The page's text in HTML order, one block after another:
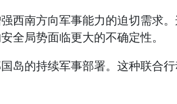
西南方向军事能力的迫切需求
全局势面临更大的不确定性。
岛的持续军事部署。这种联合